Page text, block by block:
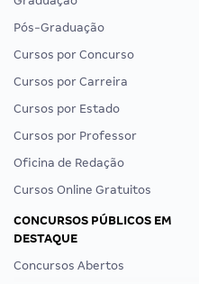
Pós-Graduação
Cursos por Concurso
Cursos por Carreira
Cursos por Estado
Cursos por Professor
Oficina de Redação
Cursos Online Gratuitos
CONCURSOS PÚBLICOS EM
DESTAQUE
Concursos Abertos